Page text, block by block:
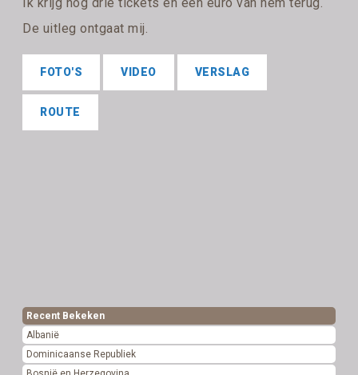
Ik krijg nog drie tickets en één euro van hem terug.
De uitleg ontgaat mij.
FOTO'S VIDEO VERSLAG
ROUTE
Recent Bekeken
Albanië
Dominicaanse Republiek